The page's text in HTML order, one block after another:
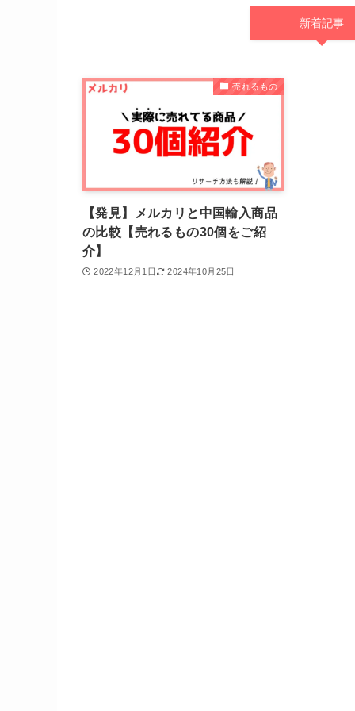
新着記事
売れるもの
【発見】メルカリと中国輸入商品
の比較【売れるもの30個をご紹
介】
2022年12月1日 2024年10月25日